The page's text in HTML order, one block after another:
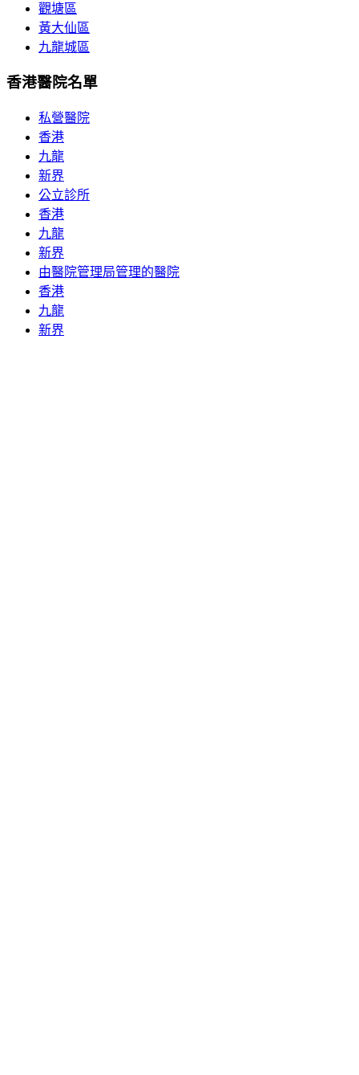
觀塘區
黃大仙區
九龍城區
香港醫院名單
私營醫院
香港
九龍
新界
公立診所
香港
九龍
新界
由醫院管理局管理的醫院
香港
九龍
新界